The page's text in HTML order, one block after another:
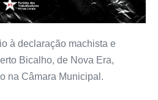
à declaração machista e
Bicalho, de Nova Era,
na Câmara Municipal.